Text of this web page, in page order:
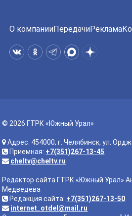
О компанииПередачиРеклама
© 2026 ГТРК «Южный Урал»
Адрес: 454000, г. Челябинск, ул.
Приемная: +7(351)267-13-45
cheltv@cheltv.ru
Редактор сайта ГТРК «Южный Урал»
Медведева
Редакция сайта: +7(351)267-13-50
internet_otdel@mail.ru